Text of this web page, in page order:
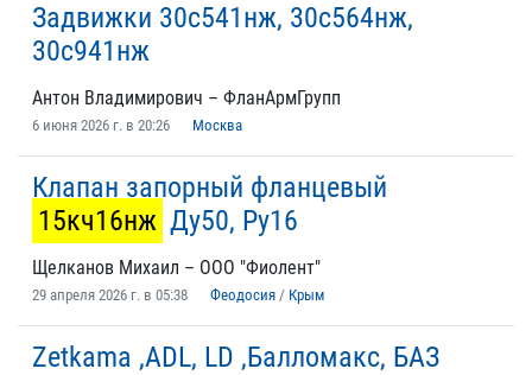
Задвижки 30с541нж, 30с564нж,
30с941нж
Антон Владимирович – ФланАрмГрупп
6 июня 2026 г. в 20:26 Москва
Клапан запорный фланцевый
15кч16нж Ду50, Ру16
Щелканов Михаил – ООО "Фиолент"
29 апреля 2026 г. в 05:38 Феодосия / Крым
Zetkama ,ADL, LD ,Балломакс, БАЗ